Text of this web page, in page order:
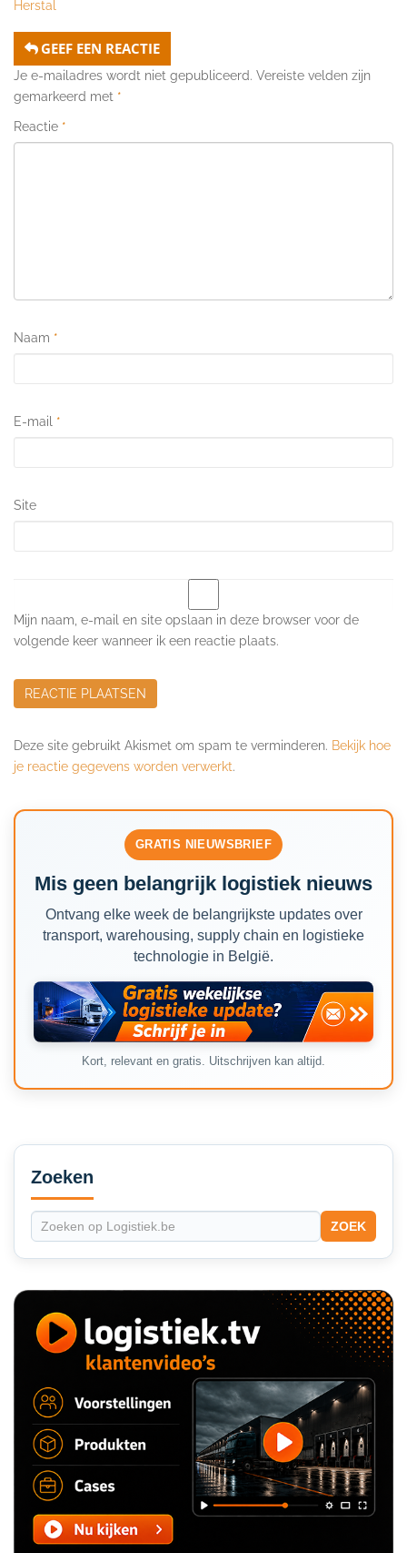
Herstal
GEEF EEN REACTIE
Je e-mailadres wordt niet gepubliceerd. Vereiste velden zijn
gemarkeerd met *
Reactie *
Naam *
E-mail *
Site
Mijn naam, e-mail en site opslaan in deze browser voor de
volgende keer wanneer ik een reactie plaats.
Deze site gebruikt Akismet om spam te verminderen. Bekijk hoe
je reactie gegevens worden verwerkt.
GRATIS NIEUWSBRIEF
Mis geen belangrijk logistiek nieuws
Ontvang elke week de belangrijkste updates over
transport, warehousing, supply chain en logistieke
technologie in België.
Kort, relevant en gratis. Uitschrijven kan altijd.
Secondary
Sidebar
Zoeken
ZOEK